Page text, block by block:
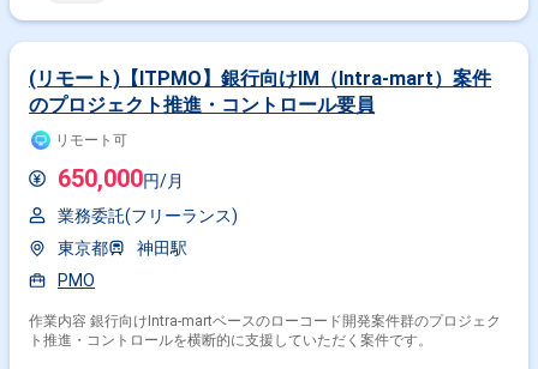
(リモート)【ITPMO】銀行向けIM（Intra-mart）案件
のプロジェクト推進・コントロール要員
リモート可
650,000円/月
業務委託(フリーランス)
東京都
神田駅
PMO
作業内容 銀行向けIntra-martベースのローコード開発案件群のプロジェク
ト推進・コントロールを横断的に支援していただく案件です。